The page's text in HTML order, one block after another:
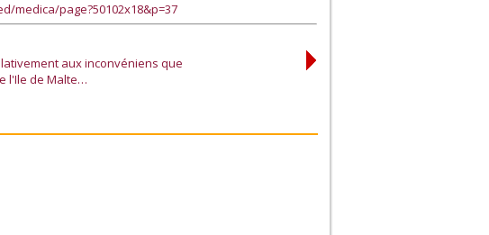
medica/page?50102x18&p=37
aux inconvéniens que
l'Ile de Malte…